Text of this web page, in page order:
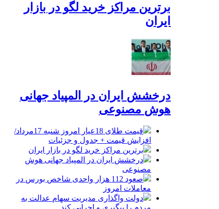
برترین مراکز خرید لگو در بازار
ایران
درخشش ایران در المپیاد جهانی
هوش مصنوعی
قیمت طلای 18عیار امروز شنبه 17مرداد/
افزایش قیمت + جدول و جزئیات
برترین مراکز خرید لگو در بازار ایران
درخشش ایران در المپیاد جهانی هوش
مصنوعی
صعود 112 هزار واحدی شاخص بورس در
معاملات امروز
دولت واگذاری مدیریت سهام عدالت به